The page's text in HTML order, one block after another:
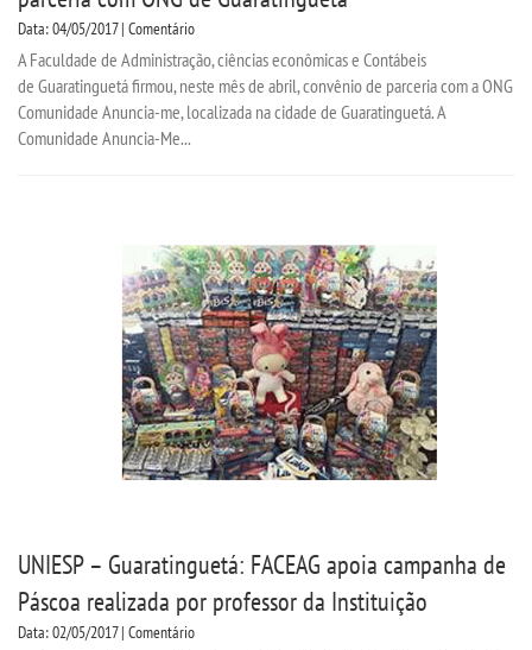
Data: 04/05/2017 | Comentário
A Faculdade de Administração, ciências econômicas e Contábeis
de Guaratinguetá firmou, neste mês de abril, convênio de parceria com a ONG
Comunidade Anuncia-me, localizada na cidade de Guaratinguetá. A
Comunidade Anuncia-Me...
UNIESP – Guaratinguetá: FACEAG apoia campanha de
Páscoa realizada por professor da Instituição
Data: 02/05/2017 | Comentário